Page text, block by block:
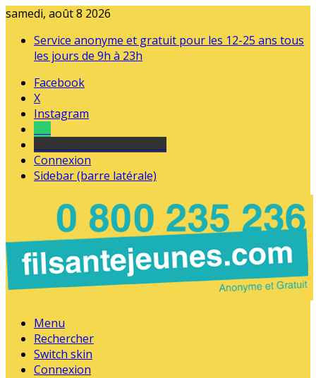
samedi, août 8 2026
Service anonyme et gratuit pour les 12-25 ans tous
les jours de 9h à 23h
Facebook
X
Instagram
Connexion
Sidebar (barre latérale)
Menu
Rechercher
Switch skin
Connexion